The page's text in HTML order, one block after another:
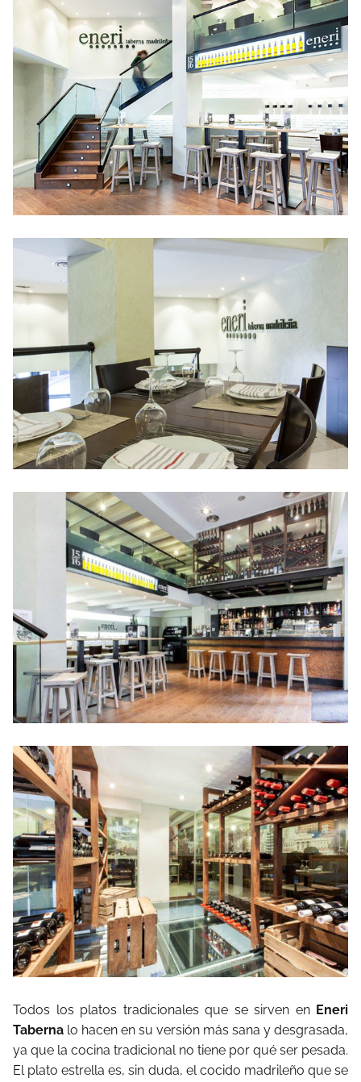
Todos los platos tradicionales que se sirven en Eneri
Taberna lo hacen en su versión más sana y desgrasada,
ya que la cocina tradicional no tiene por qué ser pesada.
El plato estrella es, sin duda, el cocido madrileño que se